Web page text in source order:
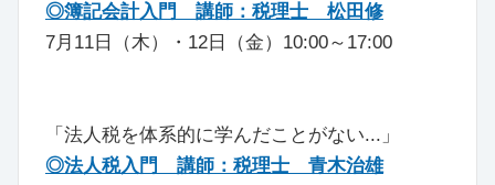
◎簿記会計入門 講師：税理士 松田修
7月11日（木）・12日（金）10:00～17:00
「法人税を体系的に学んだことがない...」
◎法人税入門 講師：税理士 青木治雄